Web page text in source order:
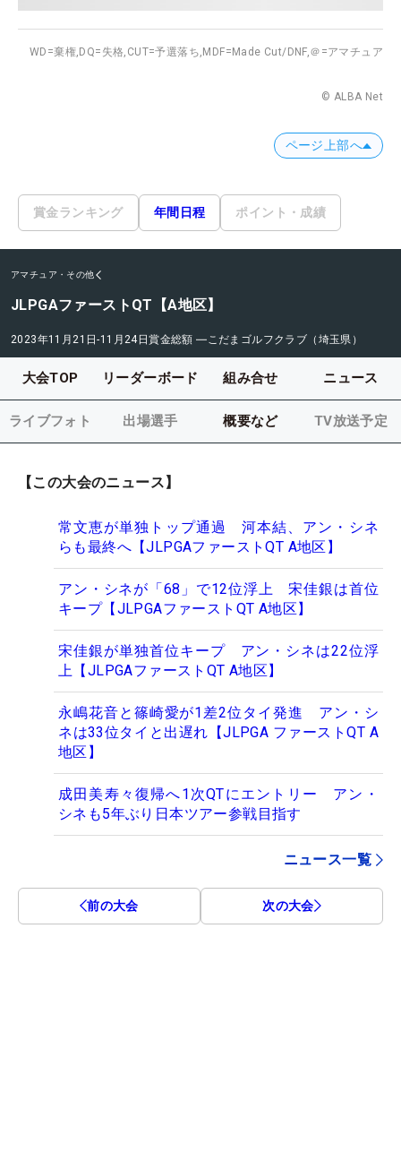
WD=棄権, DQ=失格, CUT=予選落ち, MDF=Made Cut/DNF,＠=アマチュア
© ALBA Net
ページ上部へ
賞金ランキング 年間日程 ポイント・成績
アマチュア・その他
JLPGAファーストQT【A地区】
2023年11月21日-11月24日賞金総額 ― こだまゴルフクラブ（埼玉県）
大会TOP リーダーボード 組み合せ ニュース
ライブフォト 出場選手 概要など TV放送予定
【この大会のニュース】
常文恵が単独トップ通過 河本結、アン・シネ
らも最終へ【JLPGAファーストQT A地区】
アン・シネが「68」で12位浮上 宋佳銀は首位
キープ【JLPGAファーストQT A地区】
宋佳銀が単独首位キープ アン・シネは22位浮
上【JLPGAファーストQT A地区】
永嶋花音と篠崎愛が1差2位タイ発進 アン・シ
ネは33位タイと出遅れ【JLPGA ファーストQT A
地区】
成田美寿々復帰へ1次QTにエントリー アン・
シネも5年ぶり日本ツアー参戦目指す
ニュース一覧
前の大会 次の大会